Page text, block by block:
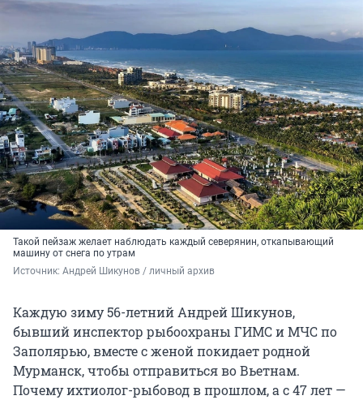
Такой пейзаж желает наблюдать каждый северянин, откапывающий
машину от снега по утрам
Источник: Андрей Шикунов / личный архив
Каждую зиму 56-летний Андрей Шикунов,
бывший инспектор рыбоохраны ГИМС и МЧС по
Заполярью, вместе с женой покидает родной
Мурманск, чтобы отправиться во Вьетнам.
Почему ихтиолог-рыбовод в прошлом, а с 47 лет —